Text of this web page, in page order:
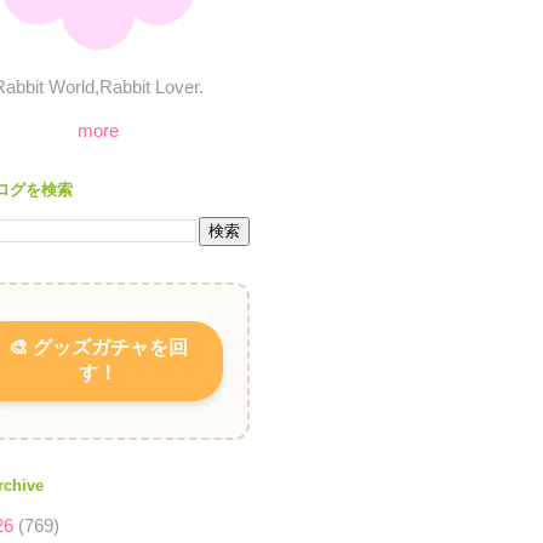
World,Rabbit Lover.
more
グを検索
🎨 グッズガチャを回
す！
(769)